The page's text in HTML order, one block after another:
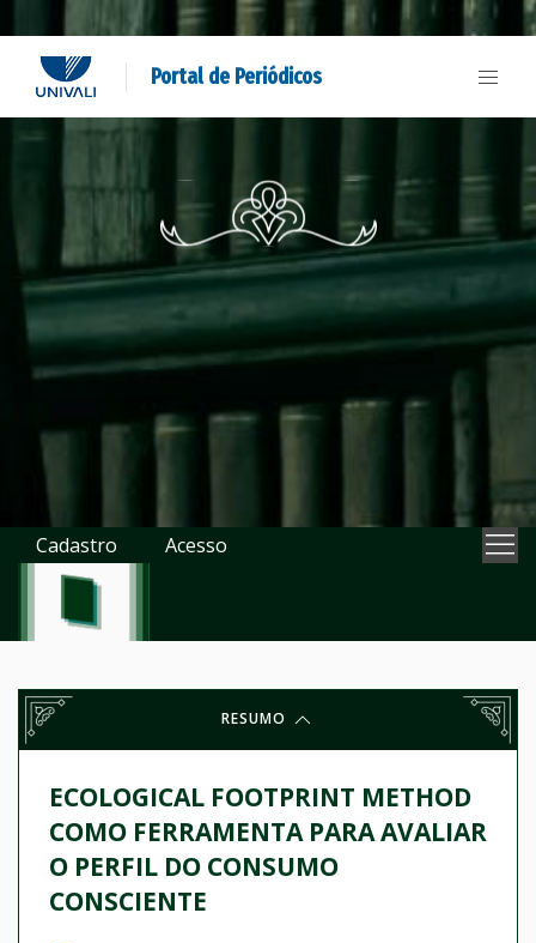
Portal de Periódicos
Cadastro Acesso
RESUMO
ECOLOGICAL FOOTPRINT METHOD
COMO FERRAMENTA PARA AVALIAR
O PERFIL DO CONSUMO
CONSCIENTE